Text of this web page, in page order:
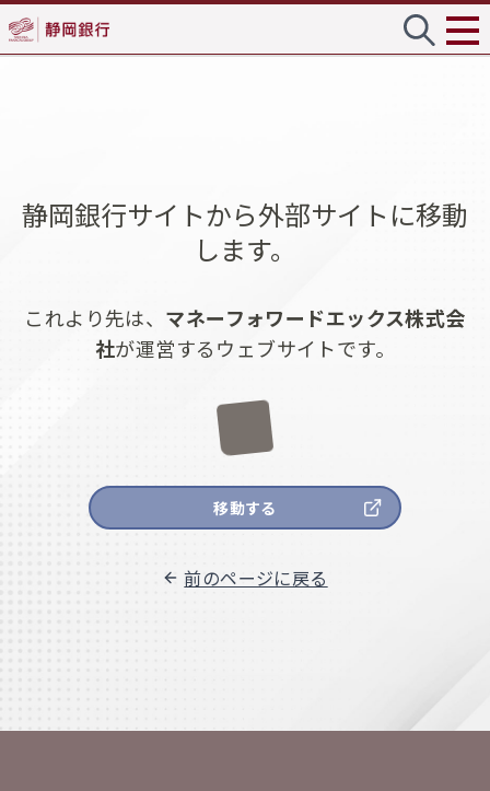
静岡銀行サイトから外部サイトに移動
します。
これより先は、 マネーフォワードエックス株式会
社が運営するウェブサイトです。
移動する
前のページに戻る